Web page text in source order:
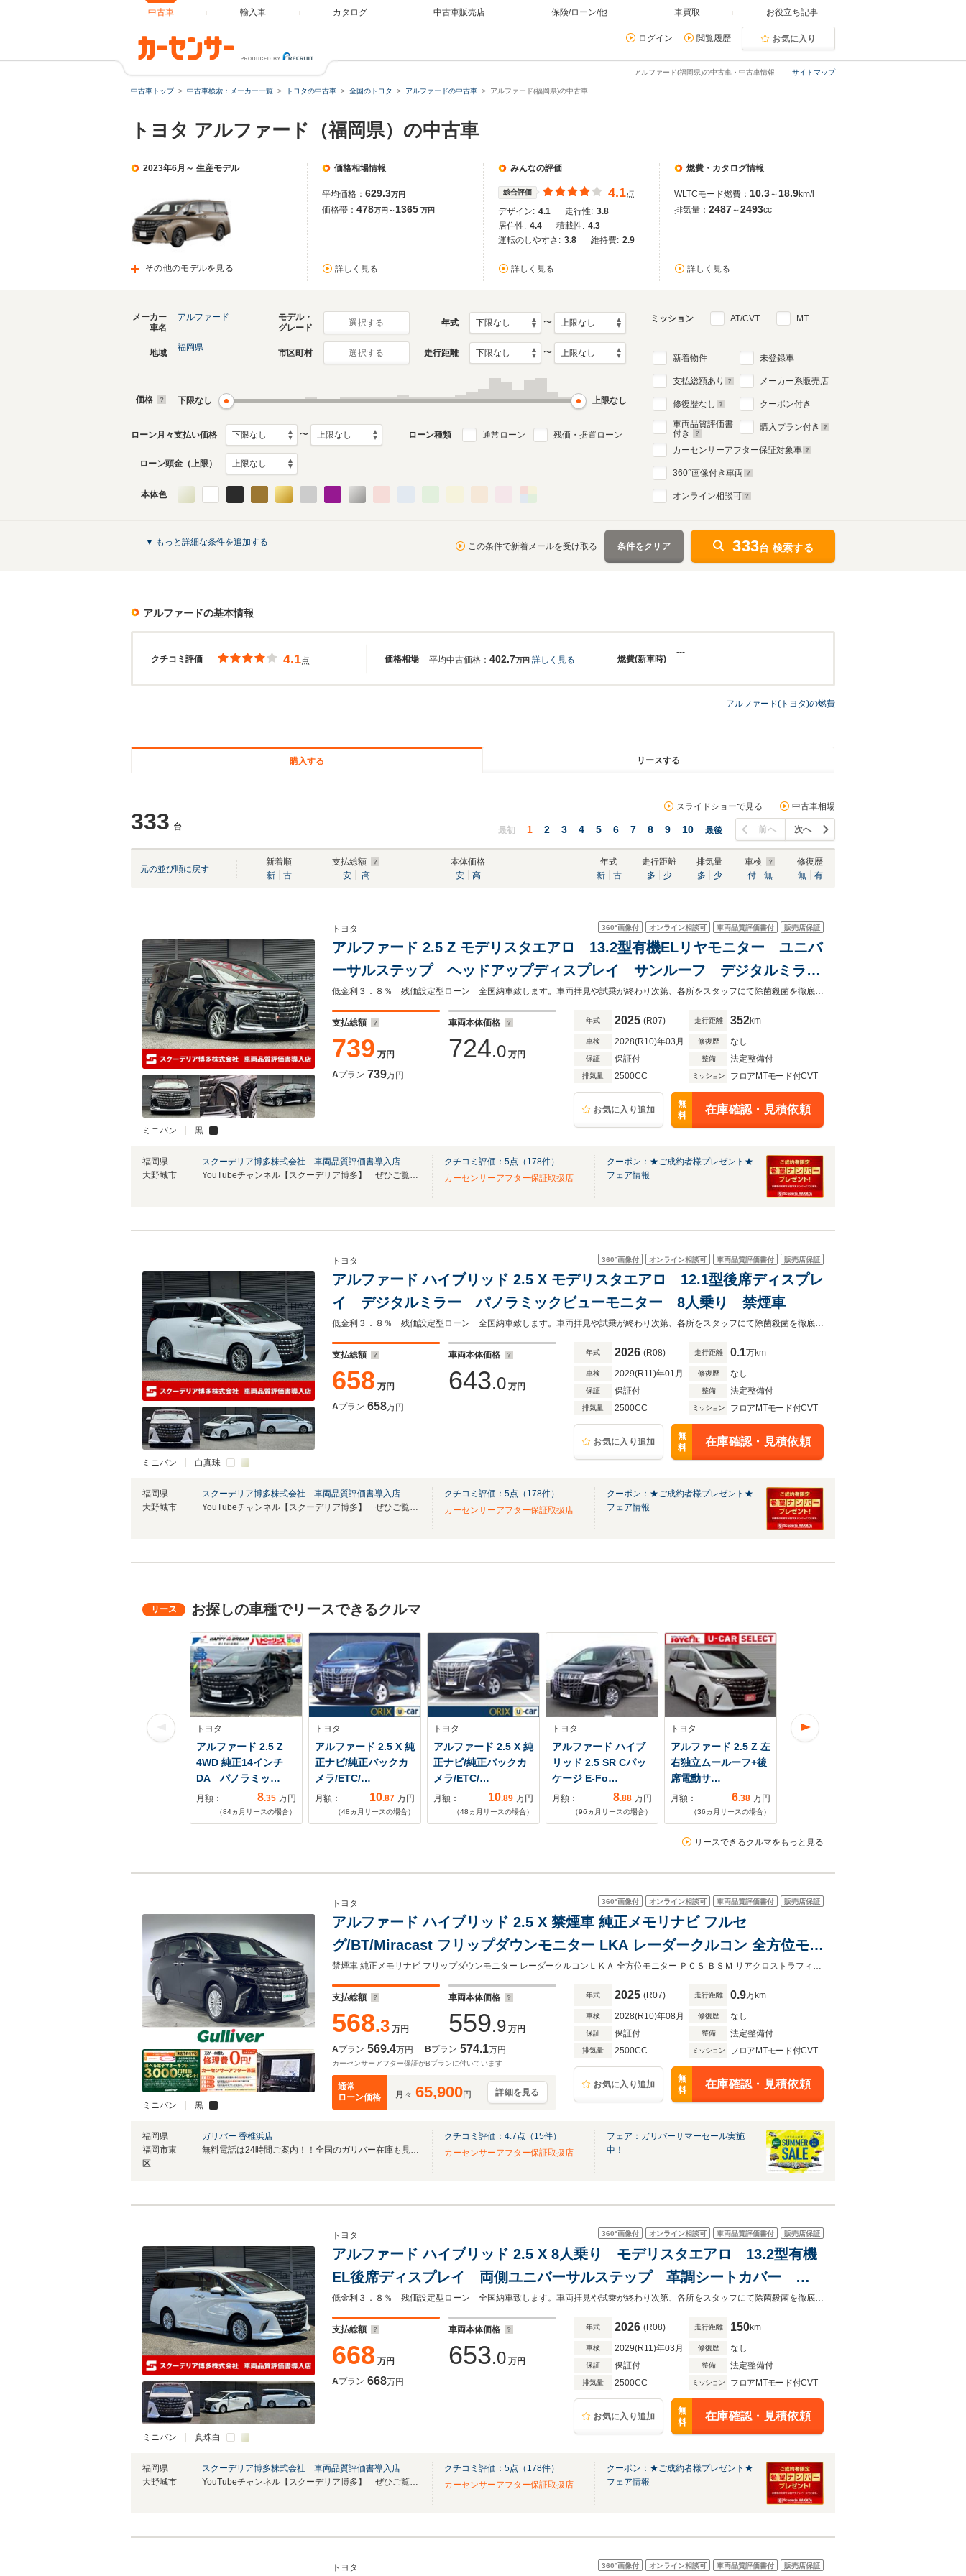
中古車 輸入車 カタログ 中古車販売店 保険/ローン/他 車買取 お役立ち記事
ログイン 閲覧履歴 お気に入り
サイトマップ
アルファード(福岡県)の中古車・中古車情報
中古車トップ 中古車検索：メーカー一覧 トヨタの中古車 全国のトヨタ アルファードの中古車 アルファード(福岡県)の中古車
トヨタ アルファード（福岡県）の中古車
2023年6月～ 生産モデル
その他のモデルを見る
価格相場情報
平均価格： 629.3万円
価格帯： 478万円～1365 万円
詳しく見る
みんなの評価
総合評価 4.1点
デザイン: 4.1 走行性: 3.8
居住性: 4.4 積載性: 4.3
運転のしやすさ: 3.8 維持費: 2.9
詳しく見る
燃費・カタログ情報
WLTCモード燃費： 10.3～ 18.9km/l
排気量： 2487～2493cc
詳しく見る
生産モデル
2008年5月～2014年12月
生産モデル
生産モデル
アルファードのカタログを見る
メーカー
車名
アルファード
モデル・
グレード
選択する 年式 〜
地域
福岡県
市区町村 選択する 走行距離 〜
価格 下限なし 上限なし
ローン月々支払い価格 〜 ローン種類 通常ローン 残価・据置ローン
ローン頭金（上限）
本体色
ミッション AT/CVT MT
新着物件
支払総額あり
修復歴なし
車両品質評価書
付き
未登録車
メーカー系販売店
クーポン付き
購入プラン付き
カーセンサーアフター保証対象車
360°画像付き車両
オンライン相談可
▼ もっと詳細な条件を追加する この条件で新着メールを受け取る 条件をクリア 333台 検索する
アルファードの基本情報
クチコミ評価 価格相場 燃費(新車時)
4.1点 平均中古価格： 402.7万円 詳しく見る
---
---
アルファード(トヨタ)の燃費
購入する リースする
333 台
スライドショーで見る 中古車相場
最初 1 2 3 4 5 6 7 8 9 10 最後 前へ 次へ
元の並び順に戻す
新着順
新
古
支払総額
安
高
本体価格
安
高
年式
新
古
走行距離
多
少
排気量
多
少
車検
付
無
修復歴
無
有
ミニバン 黒
360°画像付 オンライン相談可 車両品質評価書付 販売店保証
トヨタ
アルファード 2.5 Z モデリスタエアロ 13.2型有機ELリヤモニター ユニバ
ーサルステップ ヘッドアップディスプレイ サンルーフ デジタルミラ
ー シグネチャーイルミブレード ワンオーナー
低金利３．８％ 残価設定型ローン 全国納車致します。車両拝見や試乗が終わり次第、各所をスタッフにて除菌殺菌を徹底して行っております。
支払総額
739 万円
車両本体価格
724.0 万円
Aプラン 739万円
年式 2025 (R07) 走行距離 352km
車検 2028(R10)年03月 修復歴 なし
保証 保証付 整備 法定整備付
排気量 2500CC ミッション フロアMTモード付CVT
お気に入り追加
無
料
在庫確認・見積依頼
福岡県
大野城市
スクーデリア博多株式会社 車両品質評価書導入店
YouTubeチャンネル【スクーデリア博多】 ぜひご覧ください！直通電話TEL：0925881133
クチコミ評価： 5点（ 178件）
カーセンサーアフター保証取扱店
クーポン：★ご成約者様プレゼント★
フェア情報
ミニバン 白真珠
360°画像付 オンライン相談可 車両品質評価書付 販売店保証
トヨタ
アルファード ハイブリッド 2.5 X モデリスタエアロ 12.1型後席ディスプレ
イ デジタルミラー パノラミックビューモニター 8人乗り 禁煙車
低金利３．８％ 残価設定型ローン 全国納車致します。車両拝見や試乗が終わり次第、各所をスタッフにて除菌殺菌を徹底して行っております。
支払総額
658 万円
車両本体価格
643.0 万円
Aプラン 658万円
年式 2026 (R08) 走行距離 0.1万km
車検 2029(R11)年01月 修復歴 なし
保証 保証付 整備 法定整備付
排気量 2500CC ミッション フロアMTモード付CVT
お気に入り追加
無
料
在庫確認・見積依頼
福岡県
大野城市
スクーデリア博多株式会社 車両品質評価書導入店
YouTubeチャンネル【スクーデリア博多】 ぜひご覧ください！直通電話TEL：0925881133
クチコミ評価： 5点（ 178件）
カーセンサーアフター保証取扱店
クーポン：★ご成約者様プレゼント★
フェア情報
お探しの車種でリースできるクルマ
トヨタ
アルファード 2.5 Z
4WD 純正14インチ
DA パノラミッ…
月額： 8.35 万円
（84ヵ月リースの場合）
トヨタ
アルファード 2.5 X 純
正ナビ/純正バックカ
メラ/ETC/…
月額： 10.87 万円
（48 ヵ月リースの場合）
トヨタ
アルファード 2.5 X 純
正ナビ/純正バックカ
メラ/ETC/…
月額： 10.89 万円
（48 ヵ月リースの場合）
トヨタ
アルファード ハイブ
リッド 2.5 SR Cパッ
ケージ E-Fo…
月額： 8.88 万円
（96 ヵ月リースの場合）
トヨタ
アルファード 2.5 Z 左
右独立ムールーフ+後
席電動サ…
月額： 6.38 万円
（36 ヵ月リースの場合）
トヨタ
リースできるクルマをもっと見る
ミニバン 黒
360°画像付 オンライン相談可 車両品質評価書付 販売店保証
トヨタ
アルファード ハイブリッド 2.5 X 禁煙車 純正メモリナビ フルセ
グ/BT/Miracast フリップダウンモニター LKA レーダークルコン 全方位モニ
ター PCS BSM リアクロストラフィックアラート パーキングサポートブレ
ーキ
支払総額
568.3 万円
車両本体価格
559.9 万円
Aプラン 569.4万円 Bプラン 574.1万円
カーセンサーアフター保証がBプランに付いています
通常
ローン価格
月々 65,900円 詳細を見る
年式 2025 (R07) 走行距離 0.9万km
車検 2028(R10)年08月 修復歴 なし
保証 保証付 整備 法定整備付
排気量 2500CC ミッション フロアMTモード付CVT
お気に入り追加
無
料
在庫確認・見積依頼
福岡県
福岡市東
区
ガリバー 香椎浜店
クチコミ評価： 4.7 点（ 15件）
カーセンサーアフター保証取扱店
フェア：ガリバーサマーセール実施
中！
ミニバン 真珠白
360°画像付 オンライン相談可 車両品質評価書付 販売店保証
トヨタ
アルファード ハイブリッド 2.5 X 8人乗り モデリスタエアロ 13.2型有機
EL後席ディスプレイ 両側ユニバーサルステップ 革調シートカバー デ
ジタルインナーミラー 8人乗り
支払総額
668 万円
車両本体価格
653.0 万円
Aプラン 668万円
年式 2026 (R08) 走行距離 150km
車検 2029(R11)年03月 修復歴 なし
保証 保証付 整備 法定整備付
排気量 2500CC ミッション フロアMTモード付CVT
お気に入り追加
無
料
在庫確認・見積依頼
福岡県
大野城市
スクーデリア博多株式会社 車両品質評価書導入店
クチコミ評価： 5点（ 178件）
カーセンサーアフター保証取扱店
クーポン：★ご成約者様プレゼント★
フェア情報
360°画像付 オンライン相談可 車両品質評価書付 販売店保証
トヨタ